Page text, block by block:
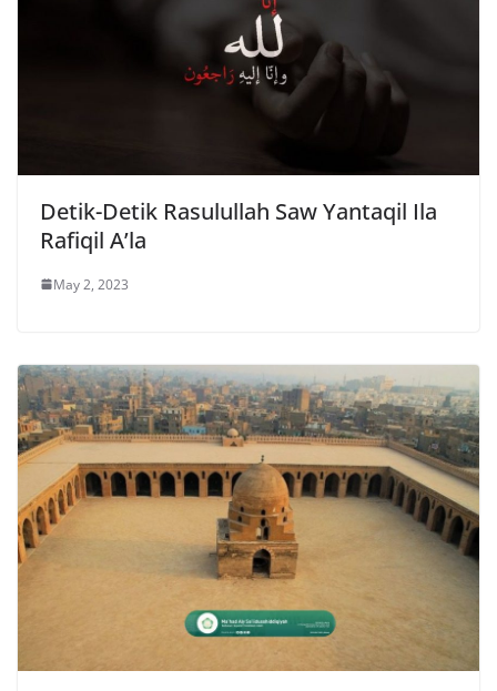
Detik-Detik Rasulullah Saw Yantaqil Ila
Rafiqil A’la
May 2, 2023